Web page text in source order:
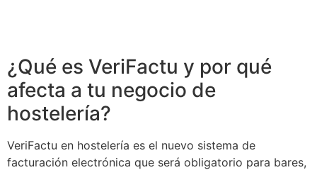
¿Qué es VeriFactu y por qué
afecta a tu negocio de
hostelería?
VeriFactu en hostelería es el nuevo sistema de
facturación electrónica que será obligatorio para bares,